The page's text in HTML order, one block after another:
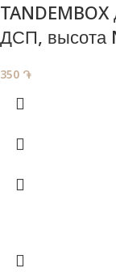
TANDEMBOX
ДСП, высота
350 ֏